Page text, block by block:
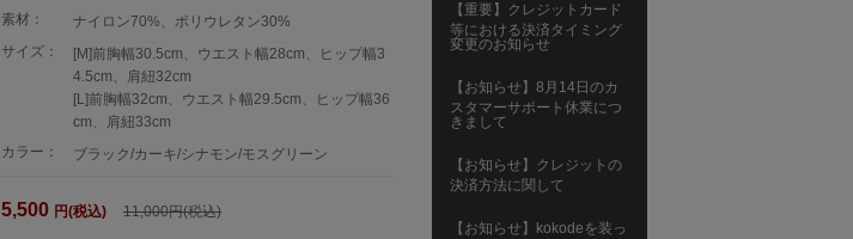
素材：
ナイロン70%、ポリウレタン30%
サイズ：
[M]前胸幅30.5cm、ウエスト幅28cm、ヒップ幅3
4.5cm、肩紐32cm
[L]前胸幅32cm、ウエスト幅29.5cm、ヒップ幅36
cm、肩紐33cm
カラー：
ブラック/カーキ/シナモン/モスグリーン
5,500 円(税込) 11,000円(税込)
【重要】クレジットカード
等における決済タイミング
変更のお知らせ
【お知らせ】8月14日のカ
スタマーサポート休業につ
きまして
【お知らせ】クレジットの
決済方法に関して
【お知らせ】kokodeを装っ